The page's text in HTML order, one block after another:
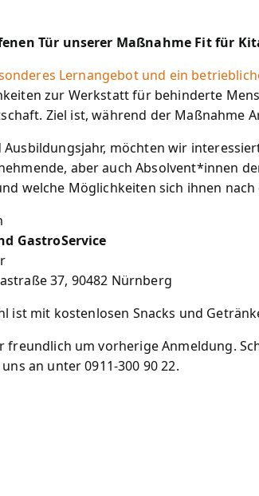
Tür unserer Maßnahme Fit für
Lernangebot und ein
zur Werkstatt für behinderte
Ziel ist, während der Maßnahme
möchten wir
aber auch Absolvent*innen
welche Möglichkeiten sich ihnen
GastroService
37, 90482 Nürnberg
ist mit kostenlosen Snacks und
um vorherige Anmeldung.
an unter 0911-300 90 22.